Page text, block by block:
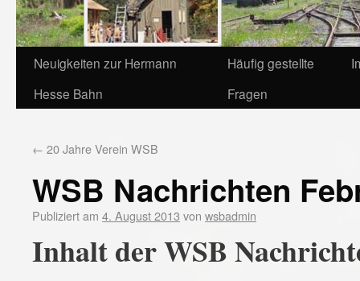
Neuigkeiten zur Hermann
Hesse Bahn
Häufig gestellte
Fragen
← 20 Jahre Verein WSB
WSB Nachrichten
Publiziert am 4. August 2013 von wsbadmin
Inhalt der WSB